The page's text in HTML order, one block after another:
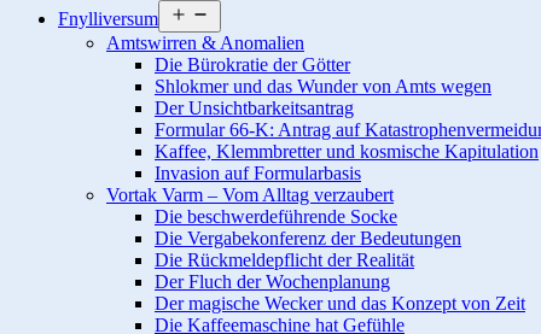
Fnylliversum
öffnen
Amtswirren & Anomalien
Die Bürokratie der Götter
Shlokmer und das Wunder von Amts wegen
Der Unsichtbarkeitsantrag
Formular 66-K: Antrag auf
Kaffee, Klemmbretter und kosmische Kapitulation
Invasion auf Formularbasis
Vortak Varm – Vom Alltag verzaubert
Die beschwerdeführende Socke
Die Vergabekonferenz der Bedeutungen
Die Rückmeldepflicht der Realität
Der Fluch der Wochenplanung
Der magische Wecker und das Konzept von Zeit
Die Kaffeemaschine hat Gefühle